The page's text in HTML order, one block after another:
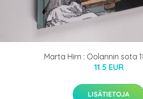
Marta Hirn : Oolannin sota
11.5 EUR
LISÄTIETOJA